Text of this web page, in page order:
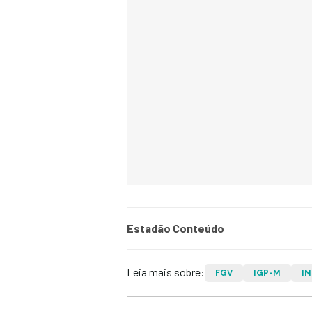
Estadão Conteúdo
Leia mais sobre: FGV IGP-M